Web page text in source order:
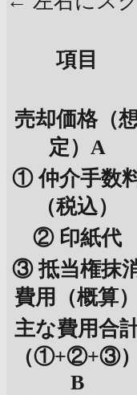
項目
売却価格（
定）A
① 仲介手数
（税込）
② 印紙代
③ 抵当権抹
費用（概算）
主な費用合
（①+②+③）
B